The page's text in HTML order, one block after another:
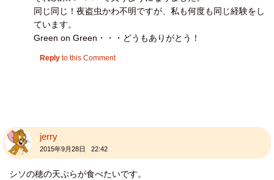
同じ同じ！夜盗虫かわ不明ですが、私も何度も同じ経験をし
ています。
Green on Green・・・どうもありがとう！
Reply to this Comment
jerry
2015年9月28日 22:42
シソの穂の天ぷらが食べたいです。